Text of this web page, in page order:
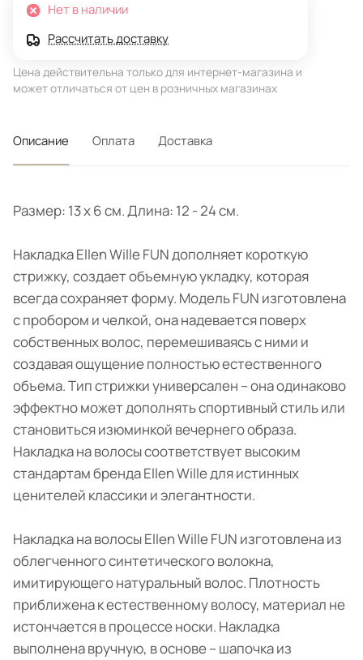
Нет в наличии
Рассчитать доставку
Цена действительна только для интернет-магазина и
может отличаться от цен в розничных магазинах
Описание Оплата Доставка
Размер: 13 x 6 см. Длина: 12 - 24 cм.
Накладка Ellen Wille FUN дополняет короткую
стрижку, создает объемную укладку, которая
всегда сохраняет форму. Модель FUN изготовлена
с пробором и челкой, она надевается поверх
собственных волос, перемешиваясь с ними и
создавая ощущение полностью естественного
объема. Тип стрижки универсален – она одинаково
эффектно может дополнять спортивный стиль или
становиться изюминкой вечернего образа.
Накладка на волосы соответствует высоким
стандартам бренда Ellen Wille для истинных
ценителей классики и элегантности.
Накладка на волосы Ellen Wille FUN изготовлена из
облегченного синтетического волокна,
имитирующего натуральный волос. Плотность
приближена к естественному волосу, материал не
истончается в процессе носки. Накладка
выполнена вручную, в основе – шапочка из